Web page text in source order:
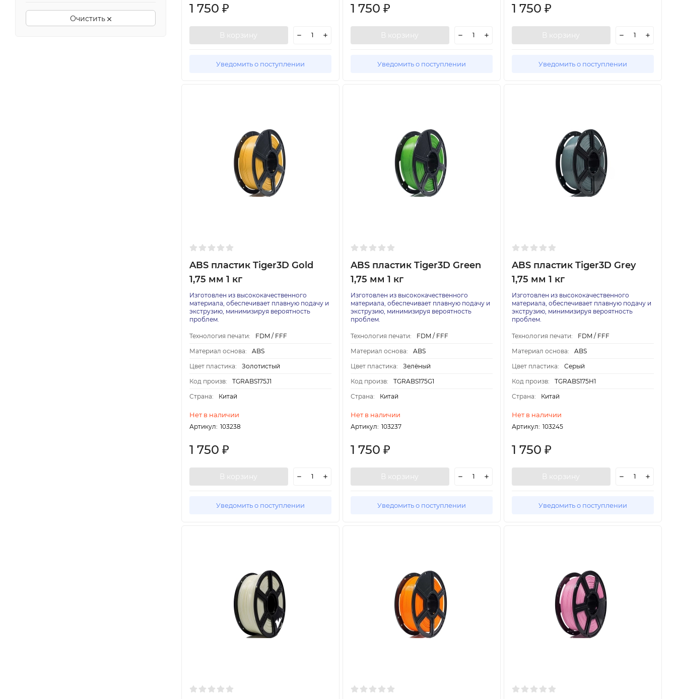
Очистить
1 750 ₽
В корзину
Уведомить о поступлении
1 750 ₽
В корзину
Уведомить о поступлении
1 750 ₽
В корзину
Уведомить о поступлении
ABS пластик Tiger3D Gold
1,75 мм 1 кг
Изготовлен из высококачественного
материала, обеспечивает плавную подачу и
экструзию, минимизируя вероятность
проблем.
Технология печати:
FDM / FFF
Материал основа:
ABS
Цвет пластика:
Золотистый
Код произв:
TGRABS175J1
Страна:
Китай
Нет в наличии
Артикул: 103238
1 750 ₽
В корзину
Уведомить о поступлении
ABS пластик Tiger3D Green
1,75 мм 1 кг
Изготовлен из высококачественного
материала, обеспечивает плавную подачу и
экструзию, минимизируя вероятность
проблем.
Технология печати:
FDM / FFF
Материал основа:
ABS
Цвет пластика:
Зелёный
Код произв:
TGRABS175G1
Страна:
Китай
Нет в наличии
Артикул: 103237
1 750 ₽
В корзину
Уведомить о поступлении
ABS пластик Tiger3D Grey
1,75 мм 1 кг
Изготовлен из высококачественного
материала, обеспечивает плавную подачу и
экструзию, минимизируя вероятность
проблем.
Технология печати:
FDM / FFF
Материал основа:
ABS
Цвет пластика:
Серый
Код произв:
TGRABS175H1
Страна:
Китай
Нет в наличии
Артикул: 103245
1 750 ₽
В корзину
Уведомить о поступлении